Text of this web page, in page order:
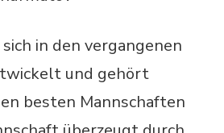
in den vergangenen
und gehört
besten Mannschaften